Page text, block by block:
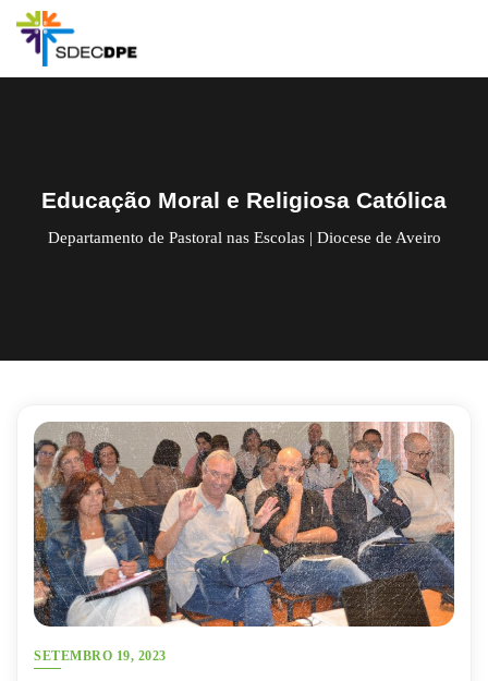
Skip
content
Educação Moral e Religiosa Católica
Departamento de Pastoral nas Escolas | Diocese de Aveiro
SETEMBRO 19, 2023